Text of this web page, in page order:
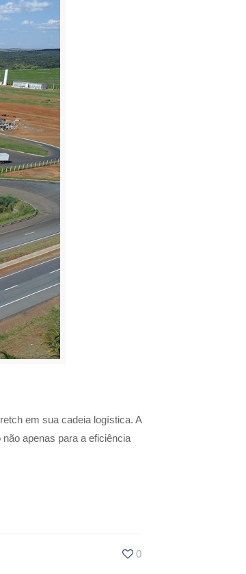
em sua cadeia logística. A
apenas para a eficiência
0